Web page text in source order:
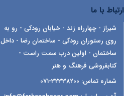
ارتباط با ما
شیراز - چهارراه زند - خیابان رودکی - رو به
روی رستوران رودکی - ساختمان رضا - داخل
ساختمان - اولین درب سمت راست -
کتابفروشی فرهنگ و هنر
شماره تماس: 32338200-071